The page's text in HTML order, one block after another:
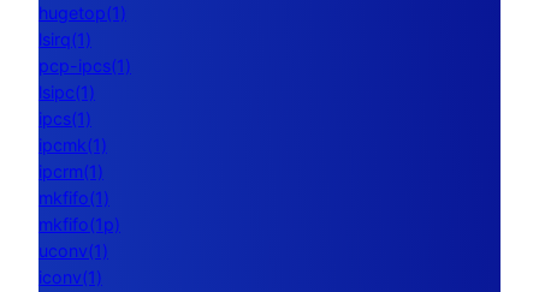
hugetop(1)
lsirq(1)
pcp-ipcs(1)
lsipc(1)
ipcs(1)
ipcmk(1)
ipcrm(1)
mkfifo(1)
mkfifo(1p)
uconv(1)
iconv(1)